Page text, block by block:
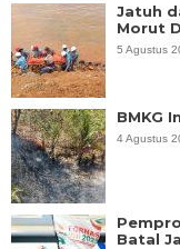
Jatuh
Morut
5 Agustus
BMKG
4 Agustus
Batal